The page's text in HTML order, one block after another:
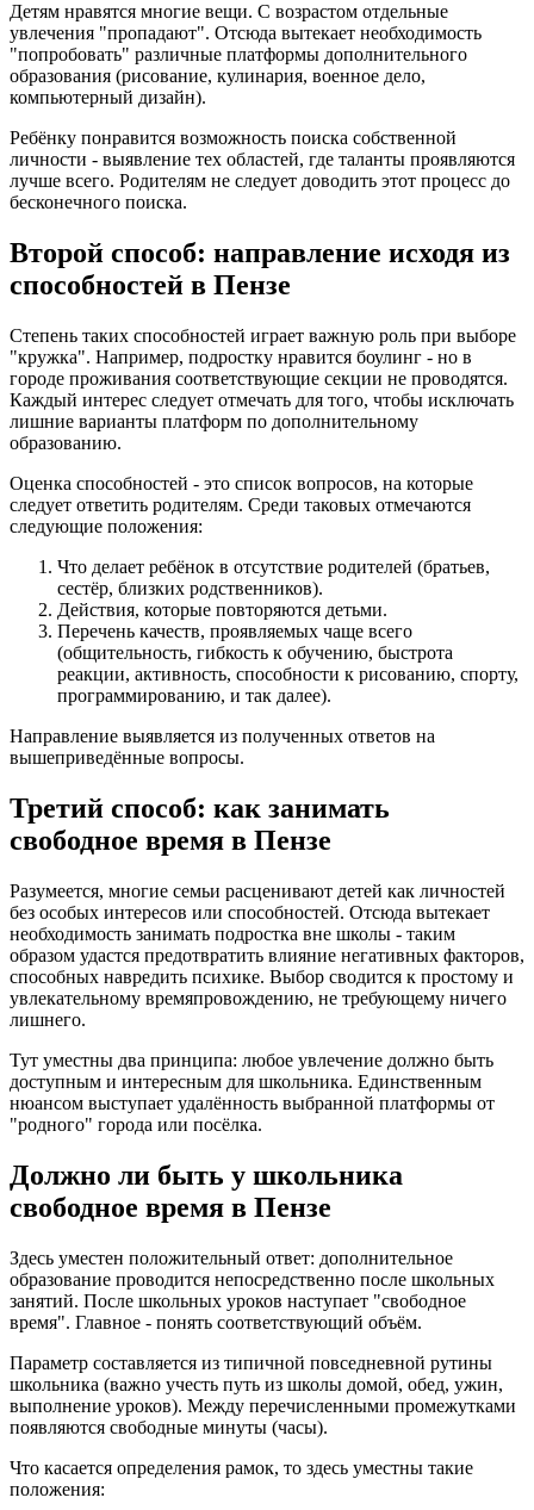
Детям нравятся многие вещи. С возрастом отдельные
увлечения "пропадают". Отсюда вытекает необходимость
"попробовать" различные платформы дополнительного
образования (рисование, кулинария, военное дело,
компьютерный дизайн).
Ребёнку понравится возможность поиска собственной
личности - выявление тех областей, где таланты проявляются
лучше всего. Родителям не следует доводить этот процесс до
бесконечного поиска.
Второй способ: направление исходя из
способностей в Пензе
Степень таких способностей играет важную роль при выборе
"кружка". Например, подростку нравится боулинг - но в
городе проживания соответствующие секции не проводятся.
Каждый интерес следует отмечать для того, чтобы исключать
лишние варианты платформ по дополнительному
образованию.
Оценка способностей - это список вопросов, на которые
следует ответить родителям. Среди таковых отмечаются
следующие положения:
Что делает ребёнок в отсутствие родителей (братьев,
сестёр, близких родственников).
Действия, которые повторяются детьми.
Перечень качеств, проявляемых чаще всего
(общительность, гибкость к обучению, быстрота
реакции, активность, способности к рисованию, спорту,
программированию, и так далее).
Направление выявляется из полученных ответов на
вышеприведённые вопросы.
Третий способ: как занимать
свободное время в Пензе
Разумеется, многие семьи расценивают детей как личностей
без особых интересов или способностей. Отсюда вытекает
необходимость занимать подростка вне школы - таким
образом удастся предотвратить влияние негативных факторов,
способных навредить психике. Выбор сводится к простому и
увлекательному времяпровождению, не требующему ничего
лишнего.
Тут уместны два принципа: любое увлечение должно быть
доступным и интересным для школьника. Единственным
нюансом выступает удалённость выбранной платформы от
"родного" города или посёлка.
Должно ли быть у школьника
свободное время в Пензе
Здесь уместен положительный ответ: дополнительное
образование проводится непосредственно после школьных
занятий. После школьных уроков наступает "свободное
время". Главное - понять соответствующий объём.
Параметр составляется из типичной повседневной рутины
школьника (важно учесть путь из школы домой, обед, ужин,
выполнение уроков). Между перечисленными промежутками
появляются свободные минуты (часы).
Что касается определения рамок, то здесь уместны такие
положения: